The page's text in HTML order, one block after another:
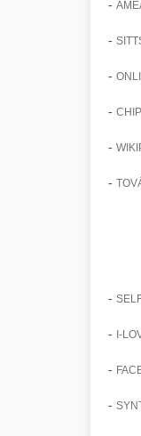
-
-
-
-
-
-
-
- I-
-
-